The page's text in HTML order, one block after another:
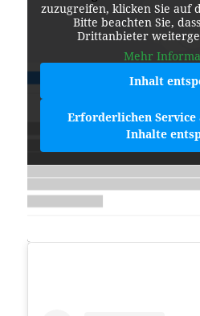
zuzugreifen, klicken Sie auf
Bitte beachten Sie,
Drittanbieter
Mehr
Inhalt
Erforderlichen
Inhalte